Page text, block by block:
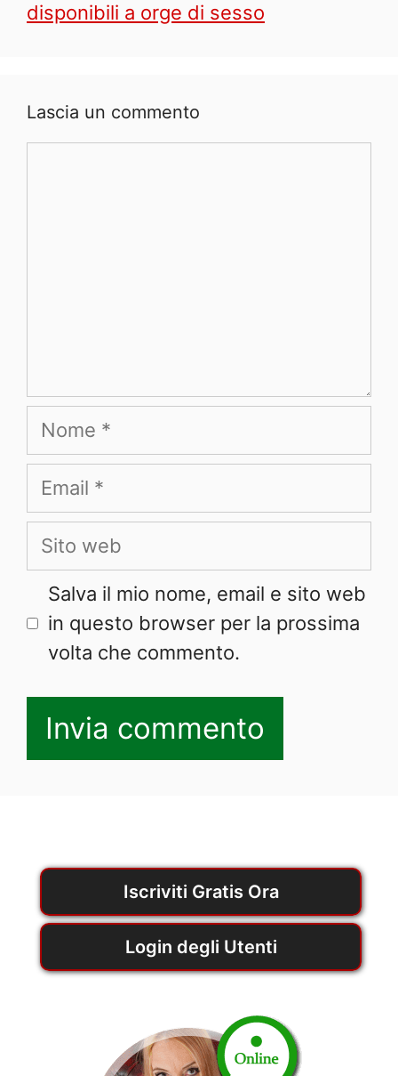
disponibili a orge di sesso
Lascia un commento
Nome
Email
Sito
web
Salva il mio nome, email e sito web
in questo browser per la prossima
volta che commento.
Iscriviti Gratis Ora
Login degli Utenti